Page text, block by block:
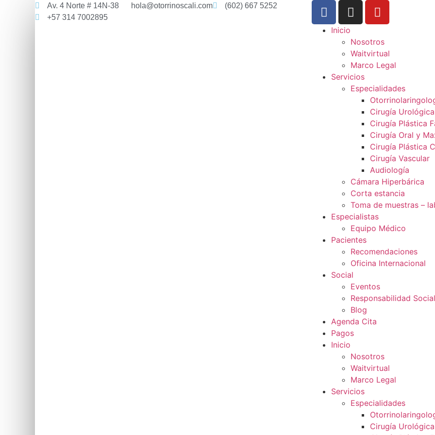
Av. 4 Norte # 14N-38 hola@otorrinoscali.com
(602) 667 5252
+57 314 7002895
Inicio
Nosotros
Waitvirtual
Marco Legal
Servicios
Especialidades
Cirugía Urológica
Cirugía Plástica
Cirugía Oral y
Cirugía Plástica
Cirugía Vascular
Audiología
Cámara Hiperbárica
Corta estancia
Toma de muestras –
Especialistas
Equipo Médico
Pacientes
Recomendaciones
Oficina Internacional
Social
Eventos
Responsabilidad Social
Blog
Agenda Cita
Pagos
Inicio
Nosotros
Waitvirtual
Marco Legal
Servicios
Especialidades
Cirugía Urológica